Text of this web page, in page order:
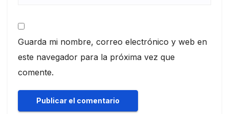
Guarda mi nombre, correo electrónico y web en
este navegador para la próxima vez que
comente.